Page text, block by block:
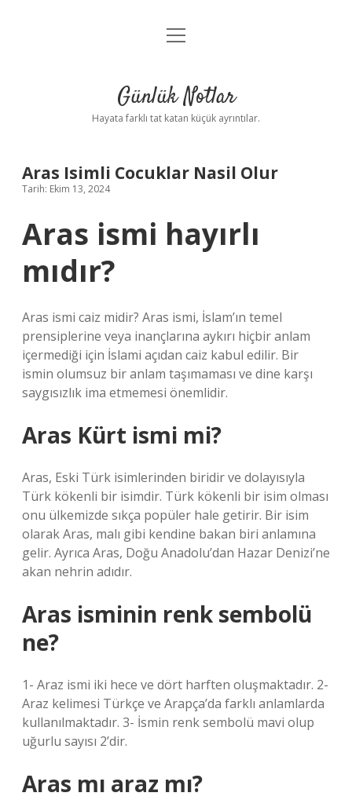
Anasayfa
Yasal Uyarı
menüyü
Günlük Notlar
Hayata farklı tat katan küçük ayrıntılar.
Aras Isimli Cocuklar Nasil Olur
Tarih: Ekim 13, 2024
Aras ismi hayırlı
mıdır?
Aras ismi caiz midir? Aras ismi, İslam’ın temel
prensiplerine veya inançlarına aykırı hiçbir anlam
içermediği için İslami açıdan caiz kabul edilir. Bir
ismin olumsuz bir anlam taşımaması ve dine karşı
saygısızlık ima etmemesi önemlidir.
Aras Kürt ismi mi?
Aras, Eski Türk isimlerinden biridir ve dolayısıyla
Türk kökenli bir isimdir. Türk kökenli bir isim olması
onu ülkemizde sıkça popüler hale getirir. Bir isim
olarak Aras, malı gibi kendine bakan biri anlamına
gelir. Ayrıca Aras, Doğu Anadolu’dan Hazar Denizi’ne
akan nehrin adıdır.
Aras isminin renk sembolü
ne?
1- Araz ismi iki hece ve dört harften oluşmaktadır. 2-
Araz kelimesi Türkçe ve Arapça’da farklı anlamlarda
kullanılmaktadır. 3- İsmin renk sembolü mavi olup
uğurlu sayısı 2’dir.
Aras mı araz mı?